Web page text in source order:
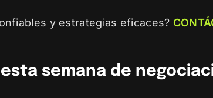
y estrategias eficaces?
semana de